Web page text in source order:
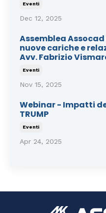
Eventi
Dec 12, 2025
Assemblea
nuove cariche e
Avv. Fabrizio
Eventi
Nov 15, 2025
Webinar - Impatti
TRUMP
Eventi
Apr 24, 2025